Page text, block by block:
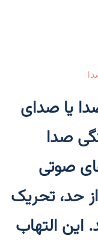
یا صدای
صدا
صوتی
حد، تحریک
التهاب